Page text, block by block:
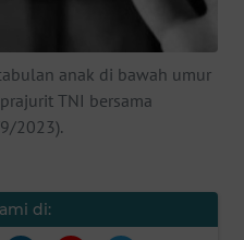
anak di bawah umur
TNI bersama
2023).
di: